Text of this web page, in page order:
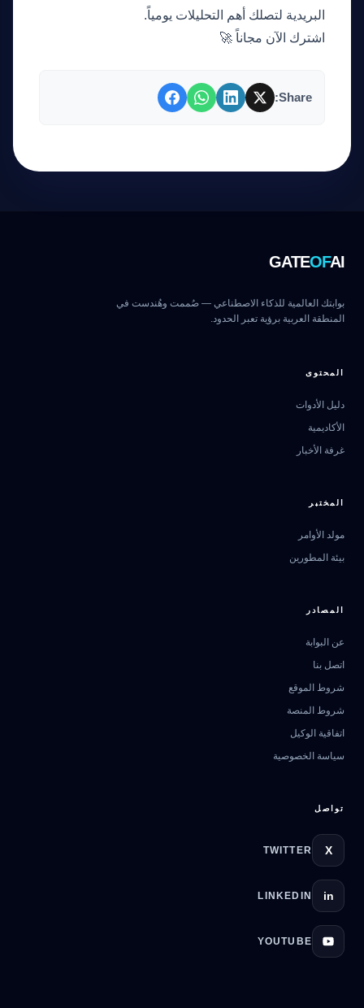
البريدية لتصلك أهم التحليلات يومياً.
اشترك الآن مجاناً 🚀
Share:
GATEOFAI
بوابتك العالمية للذكاء الاصطناعي — صُممت وهُندست في
المنطقة العربية برؤية تعبر الحدود.
المحتوى
دليل الأدوات
الأكاديمية
غرفة الأخبار
المختبر
مولد الأوامر
بيئة المطورين
المصادر
عن البوابة
اتصل بنا
شروط الموقع
شروط المنصة
اتفاقية الوكيل
سياسة الخصوصية
تواصل
X
TWITTER
in
LINKEDIN
YOUTUBE